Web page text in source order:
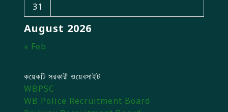
August 2026
31
« Feb
কয়েকটি সরকারী ওয়েবসাইট
WBPSC
WB Police Recruitment Board